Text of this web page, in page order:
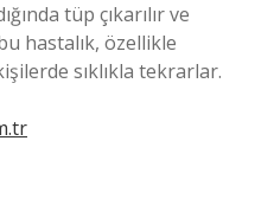
tüp çıkarılır ve
hastalık, özellikle
sıklıkla tekrarlar.